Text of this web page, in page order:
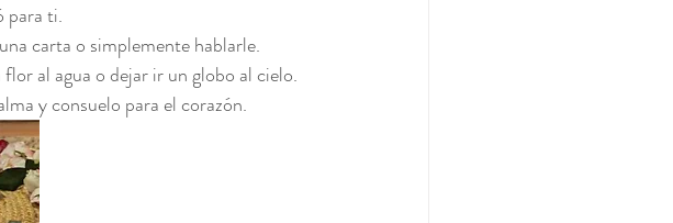
para ti.
carta o simplemente hablarle.
al agua o dejar ir un globo al cielo.
y consuelo para el corazón.